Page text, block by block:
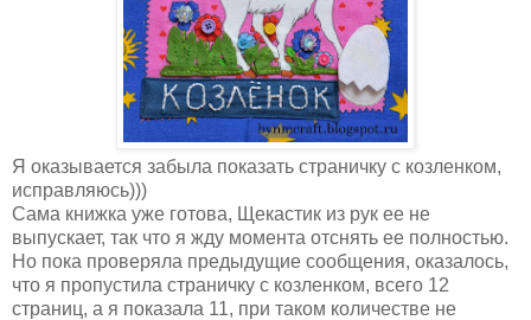
Я оказывается забыла показать страничку с козленком,
исправляюсь)))
Сама книжка уже готова, Щекастик из рук ее не
выпускает, так что я жду момента отснять ее полностью.
Но пока проверяла предыдущие сообщения, оказалось,
что я пропустила страничку с козленком, всего 12
страниц, а я показала 11, при таком количестве не